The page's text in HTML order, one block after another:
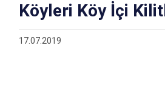
Köyleri Köy İçi
17.07.2019